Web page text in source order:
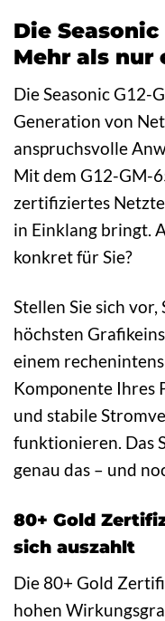
Die Seasonic
Mehr als nur
Die Seasonic G12-
Generation von
anspruchsvolle
Mit dem G12-GM-
zertifiziertes
in Einklang bringt.
konkret für Sie?
Stellen Sie sich
höchsten
einem
Komponente Ihres
und stabile
funktionieren. Das
genau das – und
80+ Gold
sich auszahlt
Die 80+ Gold
hohen